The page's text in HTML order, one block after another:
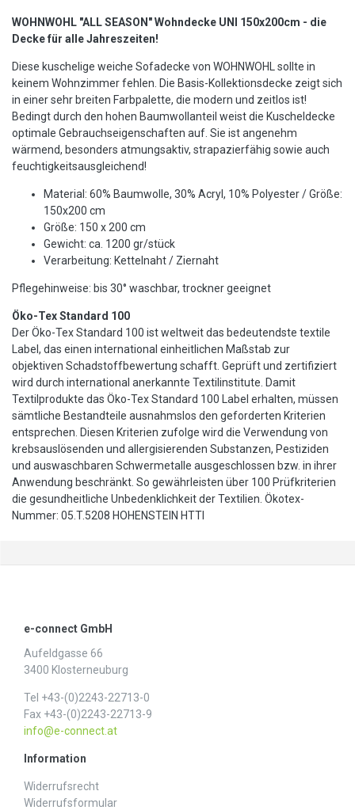
WOHNWOHL "ALL SEASON" Wohndecke UNI 150x200cm - die
Decke für alle Jahreszeiten!
Diese kuschelige weiche Sofadecke von WOHNWOHL sollte in
keinem Wohnzimmer fehlen. Die Basis-Kollektionsdecke zeigt sich
in einer sehr breiten Farbpalette, die modern und zeitlos ist!
Bedingt durch den hohen Baumwollanteil weist die Kuscheldecke
optimale Gebrauchseigenschaften auf. Sie ist angenehm
wärmend, besonders atmungsaktiv, strapazierfähig sowie auch
feuchtigkeitsausgleichend!
Material: 60% Baumwolle, 30% Acryl, 10% Polyester / Größe:
150x200 cm
Größe: 150 x 200 cm
Gewicht: ca. 1200 gr/stück
Verarbeitung: Kettelnaht / Ziernaht
Pflegehinweise: bis 30° waschbar, trockner geeignet
Öko-Tex Standard 100
Der Öko-Tex Standard 100 ist weltweit das bedeutendste textile
Label, das einen international einheitlichen Maßstab zur
objektiven Schadstoffbewertung schafft. Geprüft und zertifiziert
wird durch international anerkannte Textilinstitute. Damit
Textilprodukte das Öko-Tex Standard 100 Label erhalten, müssen
sämtliche Bestandteile ausnahmslos den geforderten Kriterien
entsprechen. Diesen Kriterien zufolge wird die Verwendung von
krebsauslösenden und allergisierenden Substanzen, Pestiziden
und auswaschbaren Schwermetalle ausgeschlossen bzw. in ihrer
Anwendung beschränkt. So gewährleisten über 100 Prüfkriterien
die gesundheitliche Unbedenklichkeit der Textilien. Ökotex-
Nummer: 05.T.5208 HOHENSTEIN HTTI
e-connect GmbH
Aufeldgasse 66
3400 Klosterneuburg
Tel +43-(0)2243-22713-0
Fax +43-(0)2243-22713-9
info@e-connect.at
Information
Widerrufs­recht
Widerrufs­formular